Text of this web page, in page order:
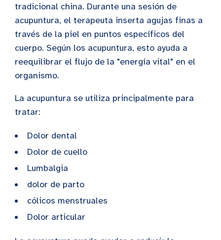
tradicional china. Durante una sesión de
acupuntura, el terapeuta inserta agujas finas a
través de la piel en puntos específicos del
cuerpo. Según los acupuntura, esto ayuda a
reequilibrar el flujo de la "energía vital" en el
organismo.
La acupuntura se utiliza principalmente para
tratar:
Dolor dental
Dolor de cuello
Lumbalgia
dolor de parto
cólicos menstruales
Dolor articular